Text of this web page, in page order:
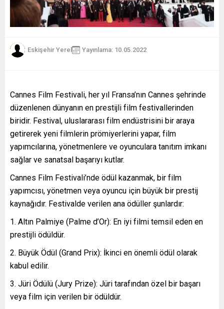
Eskişehir Yerel Yayınlama: 10.05.2022
Cannes Film Festivali, her yıl Fransa’nın Cannes şehrinde
düzenlenen dünyanın en prestijli film festivallerinden
biridir. Festival, uluslararası film endüstrisini bir araya
getirerek yeni filmlerin prömiyerlerini yapar, film
yapımcılarına, yönetmenlere ve oyunculara tanıtım imkanı
sağlar ve sanatsal başarıyı kutlar.
Cannes Film Festivali’nde ödül kazanmak, bir film
yapımcısı, yönetmen veya oyuncu için büyük bir prestij
kaynağıdır. Festivalde verilen ana ödüller şunlardır:
Altın Palmiye (Palme d’Or): En iyi filmi temsil eden en
prestijli ödüldür.
Büyük Ödül (Grand Prix): İkinci en önemli ödül olarak
kabul edilir.
Jüri Ödülü (Jury Prize): Jüri tarafından özel bir başarı
veya film için verilen bir ödüldür.